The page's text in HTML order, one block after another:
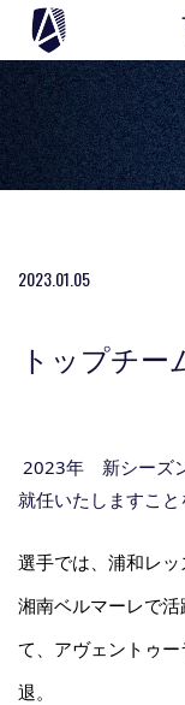
2023.01.05
トップチー
2023年 新シーズ
就任いたしますこと
選手では、浦和レッ
湘南ベルマーレで
て、アヴェントゥ
退。